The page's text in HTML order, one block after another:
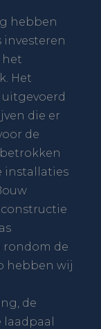
hebben
het
Het
uitgevoerd
die er
de
installaties
rondom de
hebben wij
de